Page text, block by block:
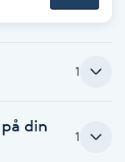
1
din
1